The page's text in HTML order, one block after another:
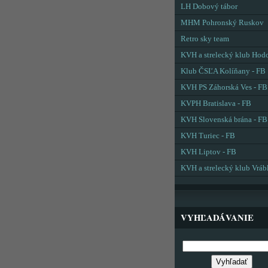
LH Dobový tábor
MHM Pohronský Ruskov
Retro sky team
KVH a strelecký klub
Klub ČSĽA Kolíňany - FB
KVH PS Záhorská Ves - FB
KVPH Bratislava - FB
KVH Slovenská brána - FB
KVH Turiec - FB
KVH Liptov - FB
KVH a strelecký klub
VYHĽADÁVANIE